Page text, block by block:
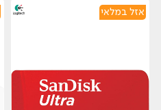
אזל במלאי